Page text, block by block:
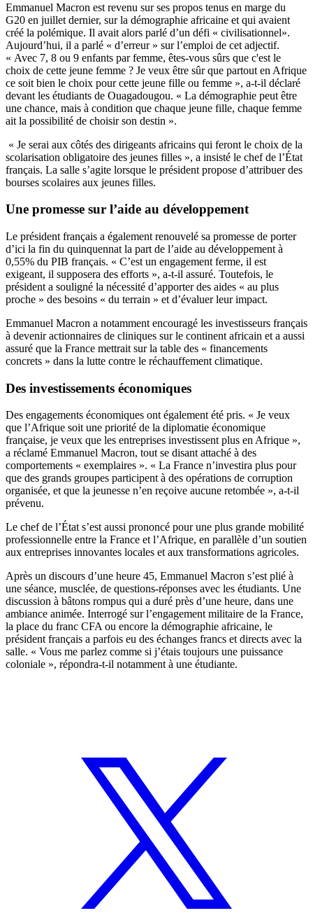
Emmanuel Macron est revenu sur ses propos tenus en marge du
G20 en juillet dernier, sur la démographie africaine et qui avaient
créé la polémique. Il avait alors parlé d’un défi « civilisationnel».
Aujourd’hui, il a parlé « d’erreur » sur l’emploi de cet adjectif.
« Avec 7, 8 ou 9 enfants par femme, êtes-vous sûrs que c'est le
choix de cette jeune femme ? Je veux être sûr que partout en Afrique
ce soit bien le choix pour cette jeune fille ou femme », a-t-il déclaré
devant les étudiants de Ouagadougou. « La démographie peut être
une chance, mais à condition que chaque jeune fille, chaque femme
ait la possibilité de choisir son destin ».
« Je serai aux côtés des dirigeants africains qui feront le choix de la
scolarisation obligatoire des jeunes filles », a insisté le chef de l’État
français. La salle s’agite lorsque le président propose d’attribuer des
bourses scolaires aux jeunes filles.
Une promesse sur l’aide au développement
Le président français a également renouvelé sa promesse de porter
d’ici la fin du quinquennat la part de l’aide au développement à
0,55% du PIB français. « C’est un engagement ferme, il est
exigeant, il supposera des efforts », a-t-il assuré. Toutefois, le
président a souligné la nécessité d’apporter des aides « au plus
proche » des besoins « du terrain » et d’évaluer leur impact.
Emmanuel Macron a notamment encouragé les investisseurs français
à devenir actionnaires de cliniques sur le continent africain et a aussi
assuré que la France mettrait sur la table des « financements
concrets » dans la lutte contre le réchauffement climatique.
Des investissements économiques
Des engagements économiques ont également été pris. « Je veux
que l’Afrique soit une priorité de la diplomatie économique
française, je veux que les entreprises investissent plus en Afrique »,
a réclamé Emmanuel Macron, tout se disant attaché à des
comportements « exemplaires ». « La France n’investira plus pour
que des grands groupes participent à des opérations de corruption
organisée, et que la jeunesse n’en reçoive aucune retombée », a-t-il
prévenu.
Le chef de l’État s’est aussi prononcé pour une plus grande mobilité
professionnelle entre la France et l’Afrique, en parallèle d’un soutien
aux entreprises innovantes locales et aux transformations agricoles.
Après un discours d’une heure 45, Emmanuel Macron s’est plié à
une séance, musclée, de questions-réponses avec les étudiants. Une
discussion à bâtons rompus qui a duré près d’une heure, dans une
ambiance animée. Interrogé sur l’engagement militaire de la France,
la place du franc CFA ou encore la démographie africaine, le
président français a parfois eu des échanges francs et directs avec la
salle. « Vous me parlez comme si j’étais toujours une puissance
coloniale », répondra-t-il notamment à une étudiante.